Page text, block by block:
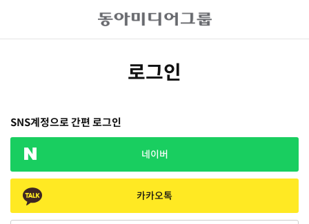
로그인
SNS계정으로 간편 로그인
네이버
카카오톡